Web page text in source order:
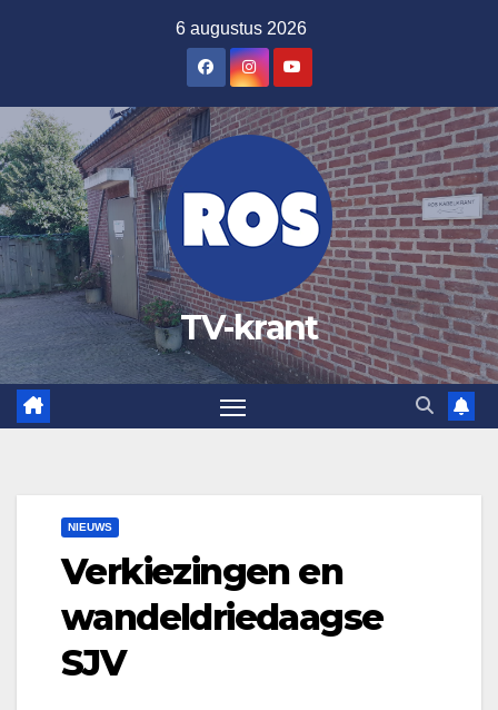
inhoud
6 augustus 2026
TV-krant
NIEUWS
Verkiezingen en
wandeldriedaagse
SJV